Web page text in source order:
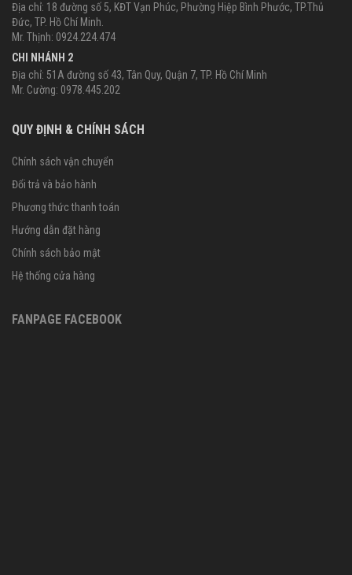
Địa chỉ: 18 đường số 5, KĐT Vạn Phúc, Phường Hiệp Bình Phước, TP.Thủ
Đức, TP. Hồ Chí Minh.
Mr. Thịnh: 0924.224.474
CHI NHÁNH 2
Địa chỉ: 51A đường số 43, Tân Quy, Quận 7, TP. Hồ Chí Minh
Mr. Cường: 0978.445.202
QUY ĐỊNH & CHÍNH SÁCH
Chính sách vận chuyển
Đổi trả và bảo hành
Phương thức thanh toán
Hướng dẫn đặt hàng
Chính sách bảo mật
Hệ thống cửa hàng
FANPAGE FACEBOOK